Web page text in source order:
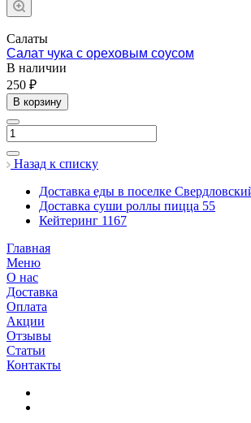
Салаты
Салат чука с ореховым соусом
В наличии
250 ₽
В корзину
Назад к списку
Доставка еды в поселке
Доставка суши роллы пицца 55
Кейтеринг 1167
Главная
Меню
О нас
Доставка
Оплата
Акции
Отзывы
Статьи
Контакты